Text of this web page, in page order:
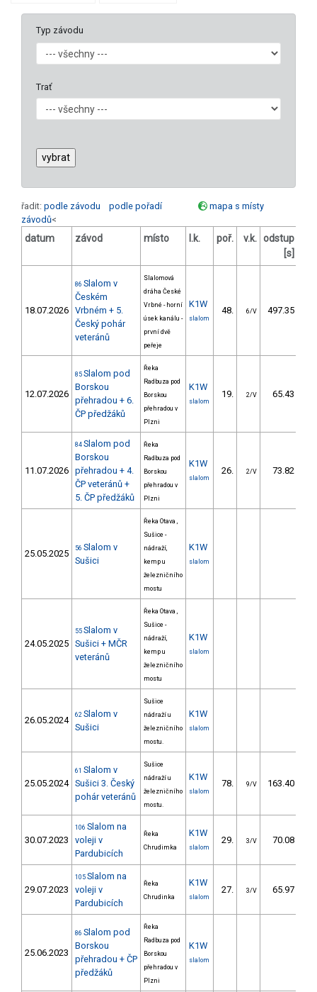
Typ závodu
Trať
řadit: podle závodu podle pořadí
mapa s místy
závodů<
datum závod místo l.k. poř. v.k. odstup
[s]
18.07.2026
86 Slalom v
Českém
Vrbném + 5.
Český pohár
veteránů
Slalomová
dráha České
Vrbné - horní
úsek kanálu -
první dvě
peřeje
K1W
slalom
48. 6/V 497.35
12.07.2026
85 Slalom pod
Borskou
přehradou + 6.
ČP předžáků
Řeka
Radbuza pod
Borskou
přehradou v
Plzni
K1W
slalom
19. 2/V 65.43
11.07.2026
84 Slalom pod
Borskou
přehradou + 4.
ČP veteránů +
5. ČP předžáků
Řeka
Radbuza pod
Borskou
přehradou v
Plzni
K1W
slalom
26. 2/V 73.82
25.05.2025 56 Slalom v
Sušici
Řeka Otava ,
Sušice -
nádraží,
kemp u
železničního
mostu
K1W
slalom
24.05.2025
55 Slalom v
Sušici + MČR
veteránů
Řeka Otava ,
Sušice -
nádraží,
kemp u
železničního
mostu
K1W
slalom
26.05.2024 62 Slalom v
Sušici
Sušice
nádraží u
železničního
mostu.
K1W
slalom
25.05.2024
61 Slalom v
Sušici 3. Český
pohár veteránů
Sušice
nádraží u
železničního
mostu.
K1W
slalom
78. 9/V 163.40
30.07.2023
106 Slalom na
voleji v
Pardubicích
Řeka
Chrudimka
K1W
slalom
29. 3/V 70.08
29.07.2023
105 Slalom na
voleji v
Pardubicích
Řeka
Chrudinka
K1W
slalom
27. 3/V 65.97
25.06.2023
86 Slalom pod
Borskou
přehradou + ČP
předžáků
Řeka
Radbuza pod
Borskou
přehradou v
Plzni
K1W
slalom